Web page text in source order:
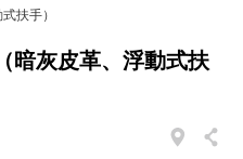
扶手）
暗灰皮革、浮動式扶